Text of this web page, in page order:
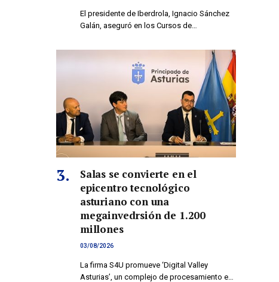
El presidente de Iberdrola, Ignacio Sánchez
Galán, aseguró en los Cursos de…
Salas se convierte en el
epicentro tecnológico
asturiano con una
megainvedrsión de 1.200
millones
03/08/2026
La firma S4U promueve ‘Digital Valley
Asturias’, un complejo de procesamiento e…